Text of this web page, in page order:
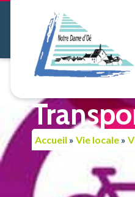
Accueil » Vie locale »